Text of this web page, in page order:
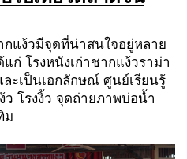
แง้วมีจุดที่น่าสนใจอยู่หลาย
ก่ โรงหนังเก่าชากแง้วราม่า
ะเป็นเอกลักษณ์ ศูนย์เรียนรู้
โรงงิ้ว จุดถ่ายภาพบ่อน้ำ
ม